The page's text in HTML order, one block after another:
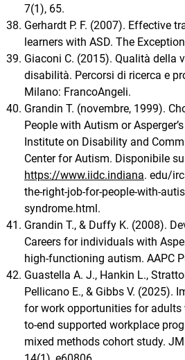
7(1), 65.
Gerhardt P. F. (2007). Effective
learners with ASD. The
Giaconi C. (2015). Qualità della
disabilità. Percorsi di ricerca e
Milano: FrancoAngeli.
Grandin T. (novembre, 1999).
People with Autism or
Institute on Disability and
Center for Autism. Disponibile
https://www.iidc.indiana. edu/
syndrome.html.
Grandin T., & Duffy K. (2008).
Careers for individuals with
high‐functioning autism. AAPC
Guastella A. J., Hankin L.,
Pellicano E., & Gibbs V. (2025).
for work opportunities for
to-end supported workplace
mixed methods cohort study.